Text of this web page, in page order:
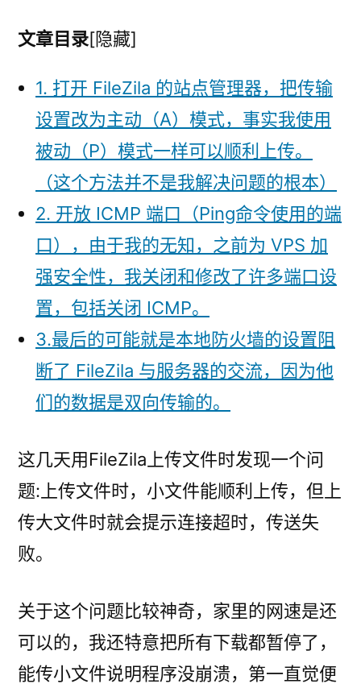
件
连
接
超
时
文章目录[隐藏]
1. 打开 FileZila 的站点管理器，把传输
设置改为主动（A）模式，事实我使用
被动（P）模式一样可以顺利上传。
（这个方法并不是我解决问题的根本）
2. 开放 ICMP 端口（Ping命令使用的端
口），由于我的无知，之前为 VPS 加
强安全性，我关闭和修改了许多端口设
置，包括关闭 ICMP。
3.最后的可能就是本地防火墙的设置阻
断了 FileZila 与服务器的交流，因为他
们的数据是双向传输的。
这几天用FileZila上传文件时发现一个问
题:上传文件时，小文件能顺利上传，但上
传大文件时就会提示连接超时，传送失
败。
关于这个问题比较神奇，家里的网速是还
可以的，我还特意把所有下载都暂停了，
能传小文件说明程序没崩溃，第一直觉便